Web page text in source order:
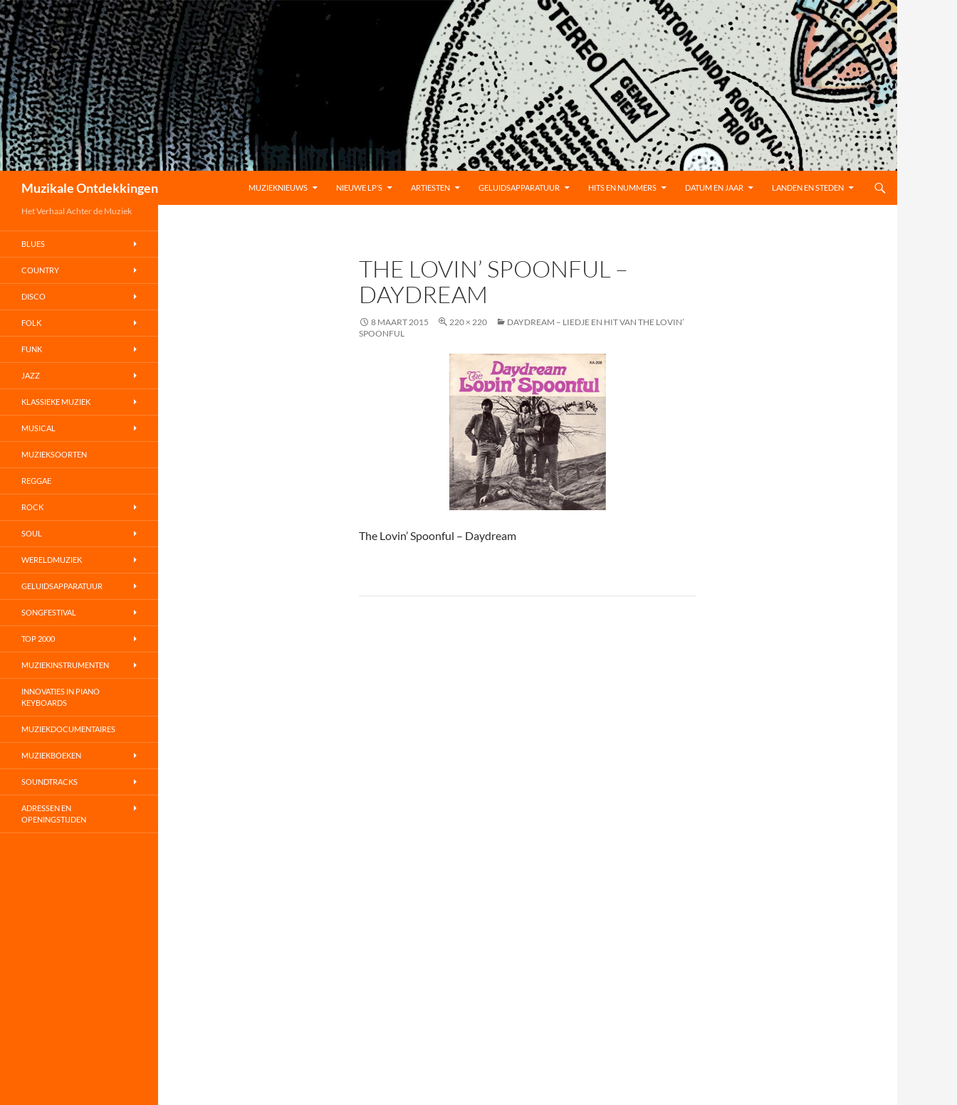
Muzikale Ontdekkingen
MUZIEKNIEUWS
NIEUWE LP’S ARTIESTEN GELUIDSAPPARATUUR HITS EN NUMMERS DATUM EN JAAR LANDEN EN STEDEN
THE LOVIN’ SPOONFUL –
DAYDREAM
8 MAART 2015 220 × 220
DAYDREAM – LIEDJE EN HIT VAN THE LOVIN’
SPOONFUL
The Lovin’ Spoonful – Daydream
Het Verhaal Achter de Muziek
BLUES
COUNTRY
DISCO
FOLK
FUNK
JAZZ
KLASSIEKE MUZIEK
MUSICAL
MUZIEKSOORTEN
REGGAE
ROCK
SOUL
WERELDMUZIEK
GELUIDSAPPARATUUR
SONGFESTIVAL
TOP 2000
MUZIEKINSTRUMENTEN
INNOVATIES IN PIANO
KEYBOARDS
MUZIEKDOCUMENTAIRES
MUZIEKBOEKEN
SOUNDTRACKS
ADRESSEN EN
OPENINGSTIJDEN